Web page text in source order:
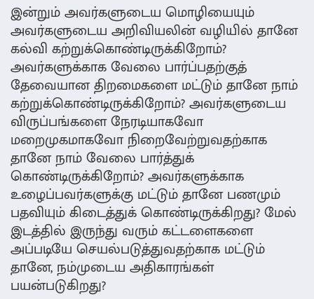
இன்றும் அவர்களுடைய மொழியையும்
அவர்களுடைய அறிவியலின் வழியில் தானே
கல்வி கற்றுக்கொண்டிருக்கிறோம்?
அவர்களுக்காக வேலை பார்ப்பதற்குத்
தேவையான திறமைகளை மட்டும் தானே நாம்
கற்றுக்கொண்டிருக்கிறோம்? அவர்களுடைய
விருப்பங்களை நேரடியாகவோ
மறைமுகமாகவோ நிறைவேற்றுவதற்காக
தானே நாம் வேலை பார்த்துக்
கொண்டிருக்கிறோம்? அவர்களுக்காக
உழைப்பவர்களுக்கு மட்டும் தானே பணமும்
பதவியும் கிடைத்துக் கொண்டிருக்கிறது? மேல்
இடத்தில் இருந்து வரும் கட்டளைகளை
அப்படியே செயல்படுத்துவதற்காக மட்டும்
தானே, நம்முடைய அதிகாரங்கள்
பயன்படுகிறது?